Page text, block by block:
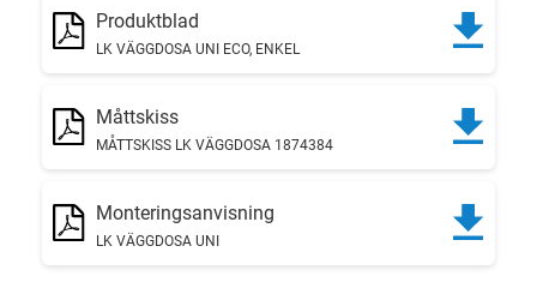
Produktblad
LK VÄGGDOSA UNI ECO, ENKEL
Måttskiss
MÅTTSKISS LK VÄGGDOSA 1874384
Monteringsanvisning
LK VÄGGDOSA UNI